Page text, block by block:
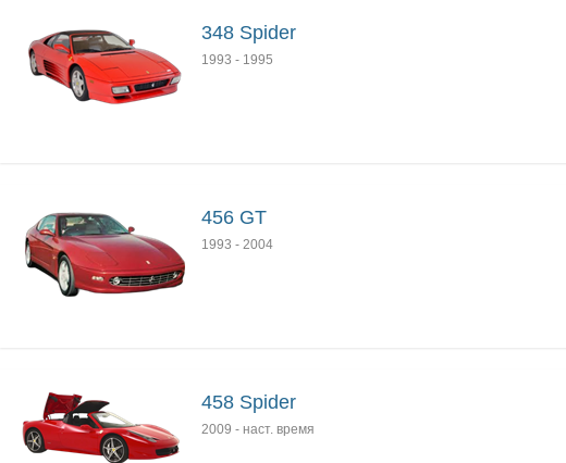
348 Spider
1993 - 1995
456 GT
1993 - 2004
458 Spider
2009 - наст. время